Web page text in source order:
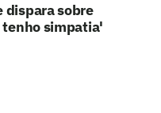
dispara sobre
simpatia'